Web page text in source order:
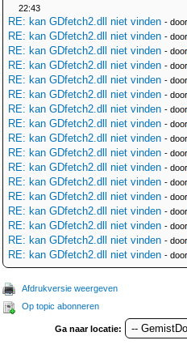
22:43
RE: kan GDfetch2.dll niet vinden - door
RE: kan GDfetch2.dll niet vinden - door
RE: kan GDfetch2.dll niet vinden - door
RE: kan GDfetch2.dll niet vinden - door
RE: kan GDfetch2.dll niet vinden - door
RE: kan GDfetch2.dll niet vinden - door
RE: kan GDfetch2.dll niet vinden - door
RE: kan GDfetch2.dll niet vinden - door
RE: kan GDfetch2.dll niet vinden - door
RE: kan GDfetch2.dll niet vinden - door
RE: kan GDfetch2.dll niet vinden - door
RE: kan GDfetch2.dll niet vinden - door
RE: kan GDfetch2.dll niet vinden - door
RE: kan GDfetch2.dll niet vinden - door
RE: kan GDfetch2.dll niet vinden - door
RE: kan GDfetch2.dll niet vinden - door
RE: kan GDfetch2.dll niet vinden - door
Afdrukversie weergeven
Op topic abonneren
Ga naar locatie: